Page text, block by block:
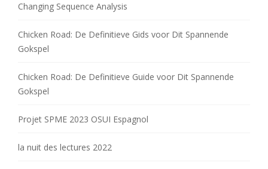
Changing Sequence Analysis
Chicken Road: De Definitieve Gids voor Dit Spannende
Gokspel
Chicken Road: De Definitieve Guide voor Dit Spannende
Gokspel
Projet SPME 2023 OSUI Espagnol
la nuit des lectures 2022